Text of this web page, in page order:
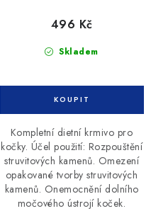
Skladem
496 Kč
Kompletní dietní krmivo pro
kočky. Účel použití: Rozpouštění
struvitových kamenů. Omezení
opakované tvorby struvitových
kamenů. Onemocnění dolního
močového ústrojí koček.